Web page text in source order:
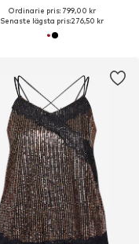
Ordinarie pris: 799,00 kr
Senaste lägsta pris:276,50 kr